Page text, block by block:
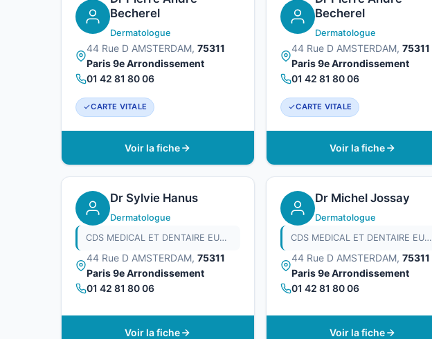
Becherel
Dermatologue
44 Rue D AMSTERDAM, 75311
Paris 9e Arrondissement
01 42 81 80 06
CARTE VITALE
Voir la fiche
Becherel
Dermatologue
44 Rue D AMSTERDAM, 75311
Paris 9e Arrondissement
01 42 81 80 06
CARTE VITALE
Voir la fiche
Dr Sylvie Hanus
Dermatologue
CDS MEDICAL ET DENTAIRE EUROPE
44 Rue D AMSTERDAM, 75311
Paris 9e Arrondissement
01 42 81 80 06
Voir la fiche
Dr Michel Jossay
Dermatologue
CDS MEDICAL ET DENTAIRE EUROPE
44 Rue D AMSTERDAM, 75311
Paris 9e Arrondissement
01 42 81 80 06
Voir la fiche